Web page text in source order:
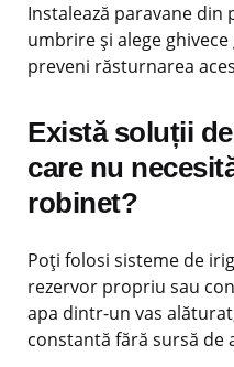
Instalează paravane din
umbrire și alege
preveni răsturnarea
Există soluții
care nu
robinet?
Poți folosi sisteme de
rezervor propriu sau
apa dintr-un vas
constantă fără sursă de